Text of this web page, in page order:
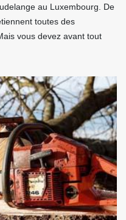
au Luxembourg. De
toutes des
vous devez avant tout